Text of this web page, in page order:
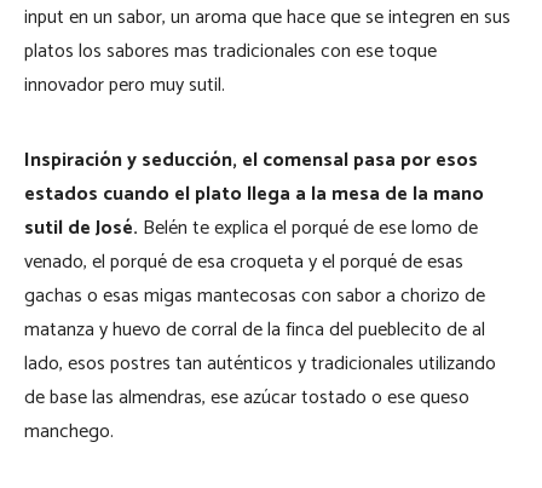
input en un sabor, un aroma que hace que se integren en sus
platos los sabores mas tradicionales con ese toque
innovador pero muy sutil.
Inspiración y seducción, el comensal pasa por esos
estados cuando el plato llega a la mesa de la mano
sutil de José. Belén te explica el porqué de ese lomo de
venado, el porqué de esa croqueta y el porqué de esas
gachas o esas migas mantecosas con sabor a chorizo de
matanza y huevo de corral de la finca del pueblecito de al
lado, esos postres tan auténticos y tradicionales utilizando
de base las almendras, ese azúcar tostado o ese queso
manchego.